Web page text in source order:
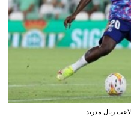
ريال مدريد